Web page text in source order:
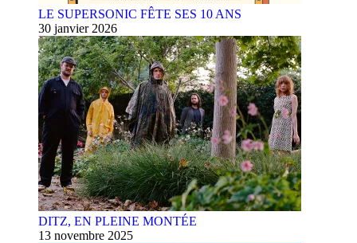
LE SUPERSONIC FÊTE SES 10 ANS
30 janvier 2026
DITZ, EN PLEINE MONTÉE
13 novembre 2025